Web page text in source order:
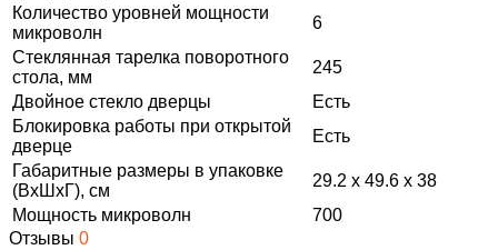
Количество уровней мощности
микроволн
6
Стеклянная тарелка поворотного
стола, мм
245
Двойное стекло дверцы
Есть
Блокировка работы при открытой
дверце
Есть
Габаритные размеры в упаковке
(ВxШxГ), см
29.2 x 49.6 x 38
Мощность микроволн
700
Отзывы 0